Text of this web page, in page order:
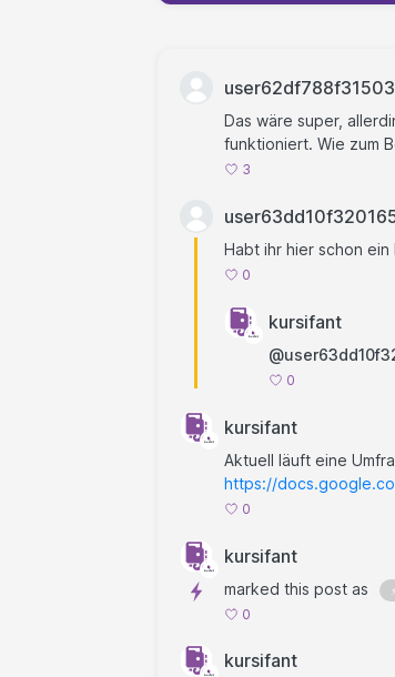
user62df788f31503
Das wäre super,
funktioniert. Wie zum
3
Habt ihr hier schon ein
0
kursifant
0
kursifant
Aktuell läuft eine
https://
0
kursifant
marked this post as
0
kursifant